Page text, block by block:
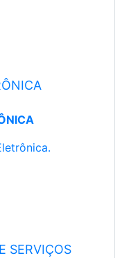
SERVIÇOS